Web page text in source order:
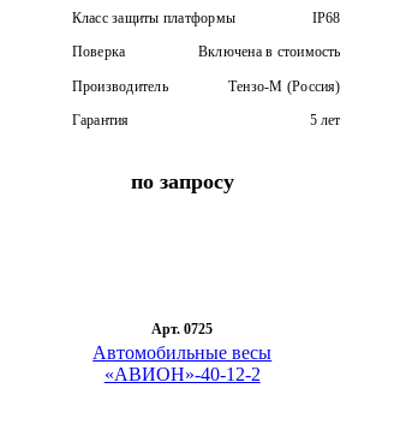
Класс защиты платформы IP68
Поверка Включена в стоимость
Производитель Тензо-М (Россия)
Гарантия 5 лет
по запросу
Арт. 0725
Автомобильные весы
«АВИОН»-40-12-2